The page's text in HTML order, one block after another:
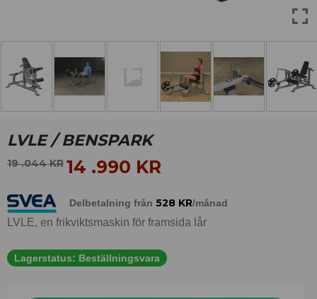
LVLE / BENSPARK
19 .044KR 14 .990 KR
Delbetalning från 528 KR/månad
LVLE, en frikviktsmaskin för framsida lår
Lagerstatus: Beställningsvara